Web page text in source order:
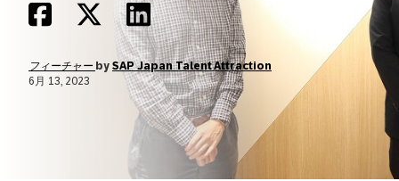
フィーチャー by SAP Japan Talent Attraction
6月 13, 2023